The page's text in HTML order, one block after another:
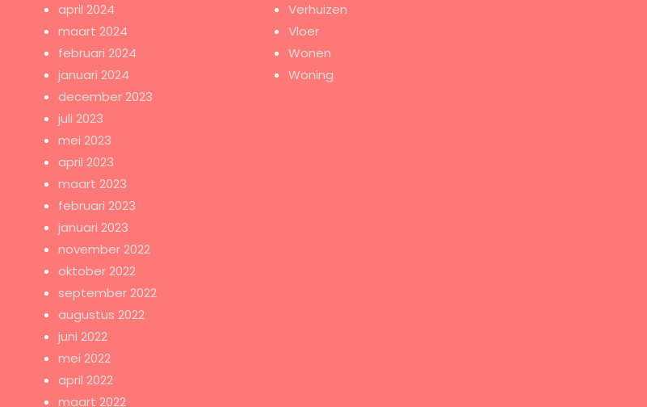
april 2024
maart 2024
februari 2024
januari 2024
december 2023
juli 2023
mei 2023
april 2023
maart 2023
februari 2023
januari 2023
november 2022
oktober 2022
september 2022
augustus 2022
juni 2022
mei 2022
april 2022
maart 2022
Verhuizen
Vloer
Wonen
Woning